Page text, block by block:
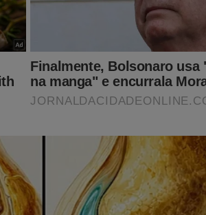
você estampar todo o seu amor pelo
Conservador...